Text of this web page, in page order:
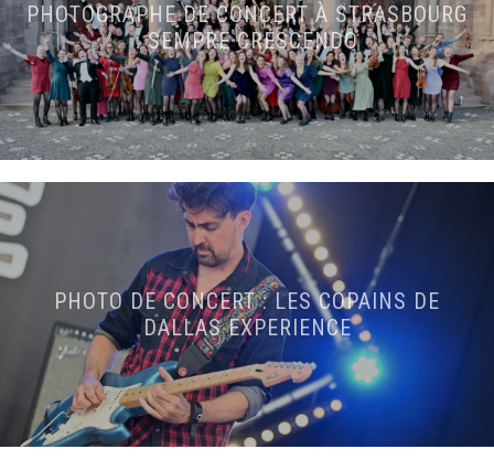
PHOTOGRAPHE DE CONCERT À STRASBOURG
: SEMPRE CRESCENDO
PHOTO DE CONCERT : LES COPAINS DE
DALLAS EXPERIENCE